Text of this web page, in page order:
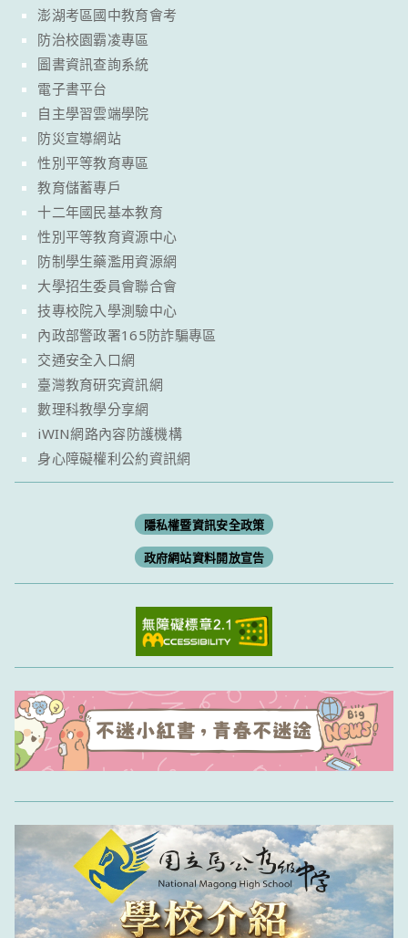
澎湖考區國中教育會考
防治校園霸凌專區
圖書資訊查詢系統
電子書平台
自主學習雲端學院
防災宣導網站
性別平等教育專區
教育儲蓄專戶
十二年國民基本教育
性別平等教育資源中心
防制學生藥濫用資源網
大學招生委員會聯合會
技專校院入學測驗中心
內政部警政署165防詐騙專區
交通安全入口網
臺灣教育研究資訊網
數理科教學分享網
iWIN網路內容防護機構
身心障礙權利公約資訊網
隱私權暨資訊安全政策
政府網站資料開放宣告